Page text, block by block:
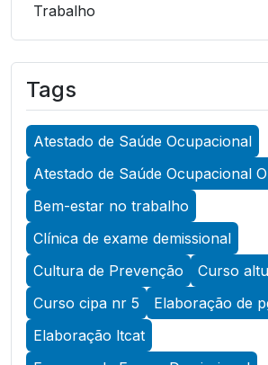
Trabalho
A Importância do Atestado de
Ocupacional para Garantir a
Trabalho
A Importância do Atestado de
Ocupacional para Promover a
Trabalho
A Importância do Exame
Garantir a Saúde Ocupacional
A Importância do Exame ASO
Saúde Ocupacional Eficiente
A Importância do Exame de
para Manter a Saúde Ocular
Tags
Atestado de Saúde Ocupacional
Atestado de Saúde Ocupacional
Bem-estar no trabalho
Clínica de exame demissional
Cultura de Prevenção
Curso
Curso cipa nr 5
Elaboração de
Elaboração ltcat